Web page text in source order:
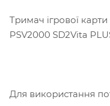
Тримач ігрової
PSV2000 SD2Vita
Для використання